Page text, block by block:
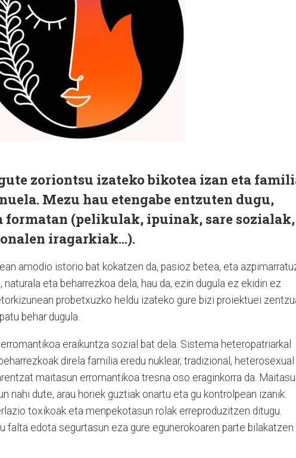
zoriontsu izateko bikotea izan eta
Mezu hau etengabe entzuten dugu,
formatan (pelikulak, ipuinak, sare sozialak,
iragarkiak...).
amodio istorio bat kokatzen da, pasioz betea, eta
eta beharrezkoa dela, hau da, ezin dugula ez ekidin ez
probetxuzko heldu izateko gure bizi proiektuei
behar dugula.
eraikuntza sozial bat dela. Sistema heteropatriarkal
direla familia eredu nuklear, tradizional, heterosexual
maitasun erromantikoa tresna oso eraginkorra da.
nahi dute, arau horiek guztiak onartu eta gu kontrolpean izanik.
toxikoak eta menpekotasun rolak erreproduzitzen ditugu.
falta edota segurtasun eza gure egunerokoaren parte bilakatzen